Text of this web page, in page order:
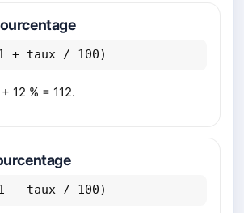
+ taux / 100)
12 % = 112.
− taux / 100)